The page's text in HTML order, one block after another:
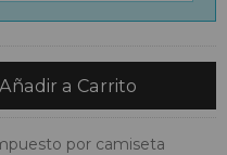
Añadir a Carrito
por camiseta